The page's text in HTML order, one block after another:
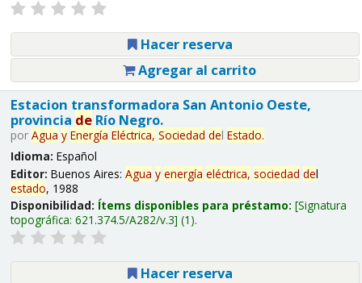
Hacer reserva
Agregar al carrito
Estacion transformadora San Antonio Oeste,
provincia deRío Negro.
por Agua y Energía Eléctrica, Sociedad del Estado.
Idioma: Español
Editor: Buenos Aires: Agua y energía eléctrica, sociedad del
estado, 1988
Disponibilidad: Ítems disponibles para préstamo: Signatura
topográfica: 621.374.5/A282/v.3 (1).
Hacer reserva